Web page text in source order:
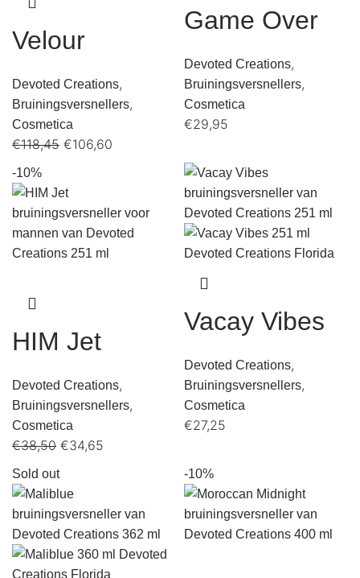
Velour
Devoted Creations,
Bruiningsversnellers,
Cosmetica
€118,45 €106,60
Game Over
Devoted Creations,
Bruiningsversnellers,
Cosmetica
€29,95
-10%
HIM Jet
Devoted Creations,
Bruiningsversnellers,
Cosmetica
€38,50 €34,65
Vacay Vibes
Devoted Creations,
Bruiningsversnellers,
Cosmetica
€27,25
Sold out -10%